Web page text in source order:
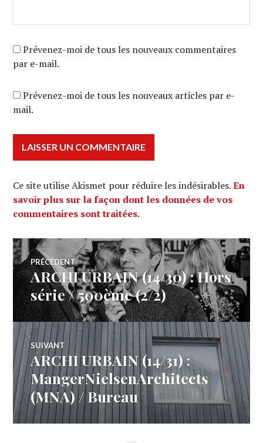
Prévenez-moi de tous les nouveaux commentaires
par e-mail.
Prévenez-moi de tous les nouveaux articles par e-
mail.
Ce site utilise Akismet pour réduire les indésirables.En
savoir plus sur la façon dont les données de vos
commentaires sont traitées.
Navigation
de
l’article
PRÉCÉDENT
Article
précédent :
ARCHI URBAIN (14/30) : Hors
série / 500ème (2/2)
SUIVANT
Article
Suivant:
ARCHI URBAIN (14/31) :
MangerNielsenArchitects
(MNA) / Bureau